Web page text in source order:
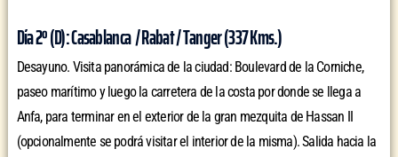
Día 2º (D): Casablanca / Rabat / Tanger (337 Kms.)
Desayuno. Visita panorámica de la ciudad: Boulevard de la Corniche,
paseo marítimo y luego la carretera de la costa por donde se llega a
Anfa, para terminar en el exterior de la gran mezquita de Hassan II
(opcionalmente se podrá visitar el interior de la misma). Salida hacia la